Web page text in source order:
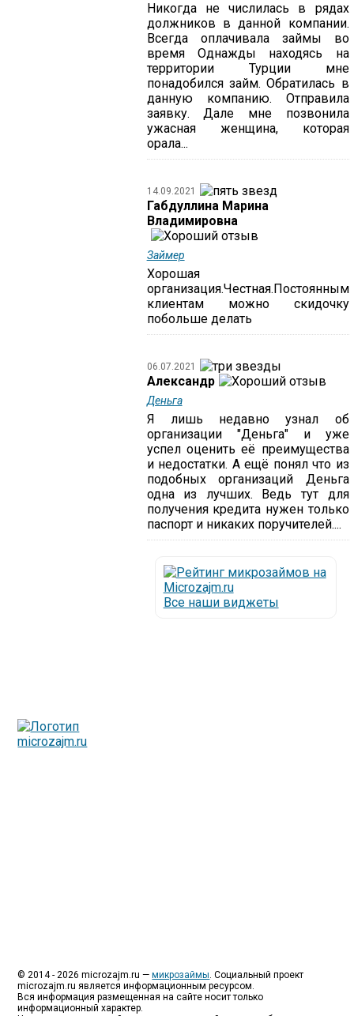
Никогда не числилась в рядах
должников в данной компании.
Всегда оплачивала займы во
время Однажды находясь на
территории Турции мне
понадобился займ. Обратилась в
данную компанию. Отправила
заявку. Дале мне позвонила
ужасная женщина, которая
орала...
14.09.2021
Габдуллина Марина
Владимировна
Займер
Хорошая
организация.Честная.Постоянным
клиентам можно скидочку
побольше делать
06.07.2021
Александр
Деньга
Я лишь недавно узнал об
организации "Деньга" и уже
успел оценить её преимущества
и недостатки. А ещё понял что из
подобных организаций Деньга
одна из лучших. Ведь тут для
получения кредита нужен только
паспорт и никаких поручителей....
Все наши виджеты
© 2014 - 2026 microzajm.ru —микрозаймы. Социальный проект
microzajm.ru является информационным ресурсом.
Вся информация размещенная на сайте носит только
информационный характер.